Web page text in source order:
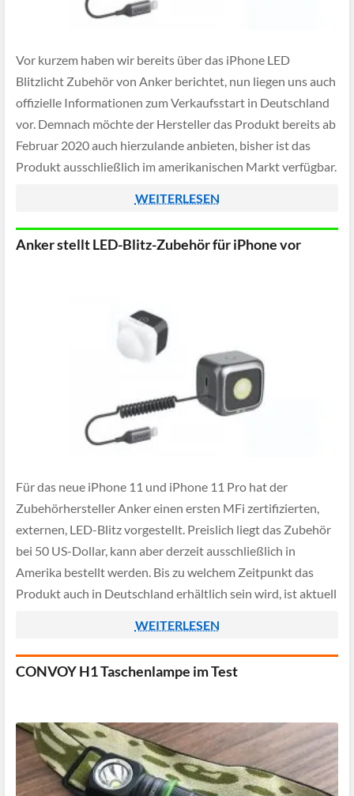
Vor kurzem haben wir bereits über das iPhone LED
Blitzlicht Zubehör von Anker berichtet, nun liegen uns auch
offizielle Informationen zum Verkaufsstart in Deutschland
vor. Demnach möchte der Hersteller das Produkt bereits ab
Februar 2020 auch hierzulande anbieten, bisher ist das
Produkt ausschließlich im amerikanischen Markt verfügbar.
WEITERLESEN
Anker stellt LED-Blitz-Zubehör für iPhone vor
Für das neue iPhone 11 und iPhone 11 Pro hat der
Zubehörhersteller Anker einen ersten MFi zertifizierten,
externen, LED-Blitz vorgestellt. Preislich liegt das Zubehör
bei 50 US-Dollar, kann aber derzeit ausschließlich in
Amerika bestellt werden. Bis zu welchem Zeitpunkt das
Produkt auch in Deutschland erhältlich sein wird, ist aktuell
WEITERLESEN
CONVOY H1 Taschenlampe im Test